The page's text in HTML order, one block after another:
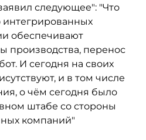
следующее": "Что
интегрированных
обеспечивают
производства, перенос
И сегодня на своих
и в том числе
о чём сегодня было
штабе со стороны
компаний"